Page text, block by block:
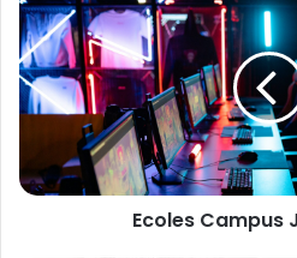
Campus
Jeux
vidéos
Ecoles Campus